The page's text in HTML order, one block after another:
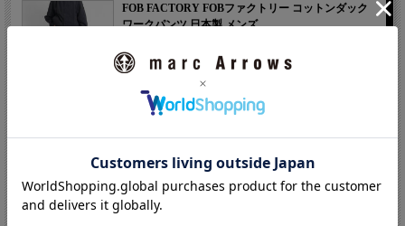
FOB FACTORY FOBファクトリー コットンダック
ワークパンツ 日本製 メンズ
FOB FACTORY（エフオービーファクトリー ）よ
り、11オンスの硬めでタフなダック生地を使用した
ワークパンツをご紹介。
価格： 17,000円(税込 18,700円)
NEW